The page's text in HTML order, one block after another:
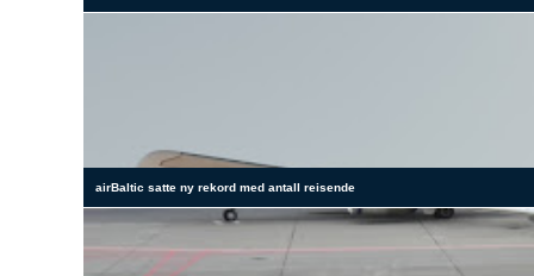
airBaltic satte ny rekord med antall reisende